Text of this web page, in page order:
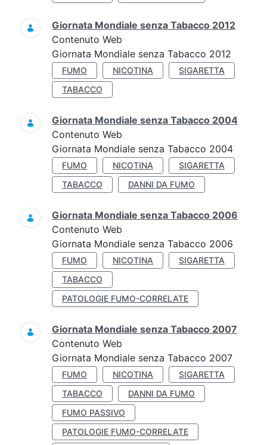
Giornata Mondiale senza Tabacco 2012
Contenuto Web
Giornata Mondiale senza Tabacco 2012
FUMO NICOTINA
SIGARETTA
TABACCO
Giornata Mondiale senza Tabacco 2004
Contenuto Web
Giornata Mondiale senza Tabacco 2004
FUMO NICOTINA
SIGARETTA
TABACCO
DANNI DA FUMO
Giornata Mondiale senza Tabacco 2006
Contenuto Web
Giornata Mondiale senza Tabacco 2006
FUMO NICOTINA
SIGARETTA
TABACCO
PATOLOGIE FUMO-CORRELATE
Giornata Mondiale senza Tabacco 2007
Contenuto Web
Giornata Mondiale senza Tabacco 2007
FUMO NICOTINA
SIGARETTA
TABACCO
DANNI DA FUMO
FUMO PASSIVO
PATOLOGIE FUMO-CORRELATE